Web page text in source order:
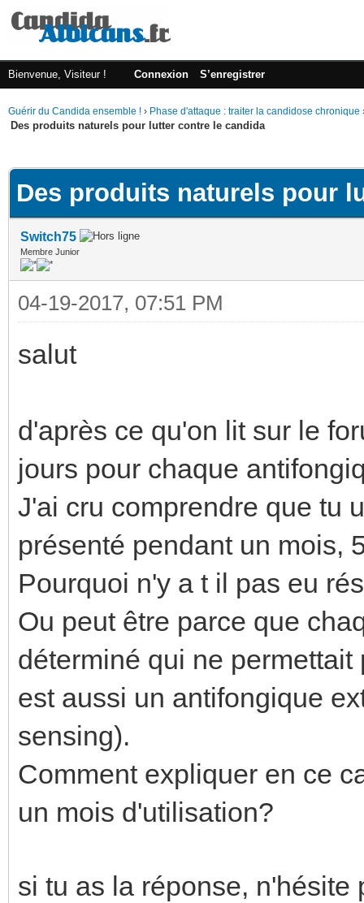
Bienvenue, Visiteur ! Connexion S’enregistrer
Guérir du Candida ensemble ! › Phase d'attaque : traiter la candidose chronique
Des produits naturels pour lutter contre le candida
Des produits naturels pour
Switch75
Membre Junior
04-19-2017, 07:51 PM
salut
d'après ce qu'on lit sur le
jours pour chaque
J'ai cru comprendre que tu
présenté pendant un mois,
Pourquoi n'y a t il pas eu
Ou peut être parce que
déterminé qui ne
est aussi un antifongique
sensing).
Comment expliquer en ce
un mois d'utilisation?
si tu as la réponse,